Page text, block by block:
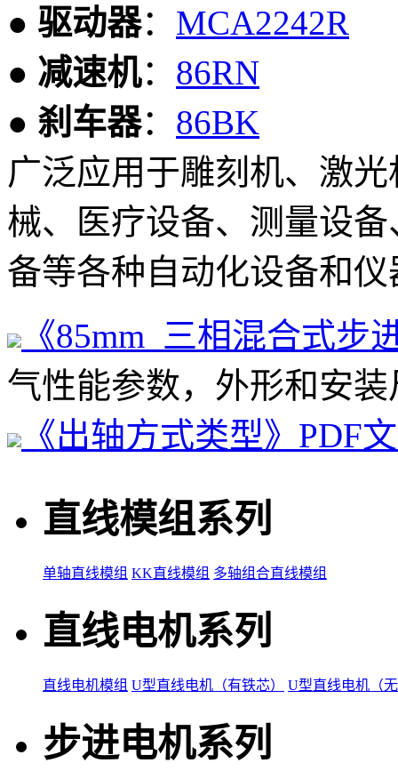
● 驱动器： MCA2242R
● 减速机： 86RN
● 刹车器： 86BK
广泛应用于雕刻机、激
械、医疗设备、测量设
备等各种自动化设备和仪
《85mm 三相混合式步
气性能参数，外形和安
《出轴方式类型》PDF
直线模组系列
单轴直线模组 KK直线模组 多轴组合直线模组
直线电机系列
直线电机模组 U型直线电机（有铁芯） U型直线电机（
步进电机系列